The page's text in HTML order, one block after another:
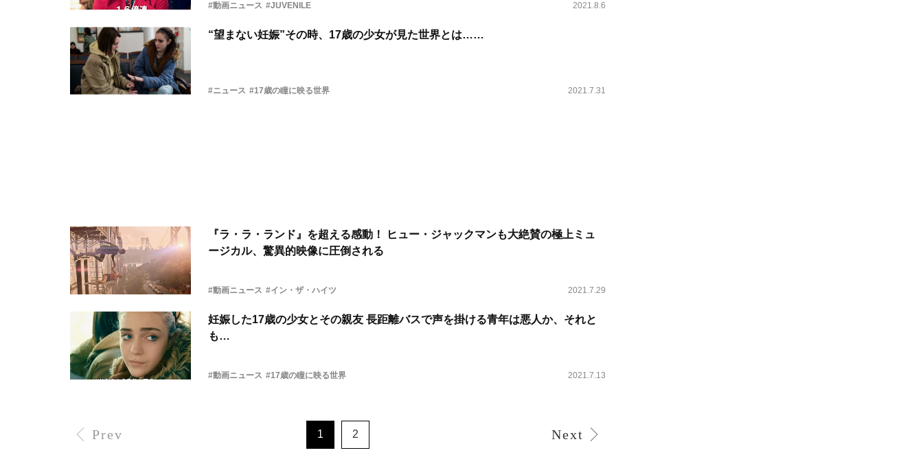
#動画ニュース #JUVENILE 2021.8.6
“望まない妊娠”その時、17歳の少女が見た世界とは……
#ニュース #17歳の瞳に映る世界 2021.7.31
『ラ・ラ・ランド』を超える感動！ ヒュー・ジャックマンも大絶賛の極上ミュ
ージカル、驚異的映像に圧倒される
#動画ニュース #イン・ザ・ハイツ 2021.7.29
妊娠した17歳の少女とその親友 長距離バスで声を掛ける青年は悪人か、それと
も…
#動画ニュース #17歳の瞳に映る世界 2021.7.13
Prev 1 2 Next